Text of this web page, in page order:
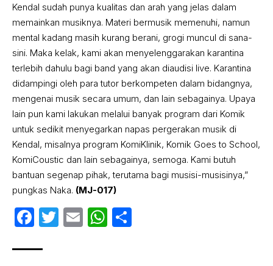
Kendal sudah punya kualitas dan arah yang jelas dalam
memainkan musiknya. Materi bermusik memenuhi, namun
mental kadang masih kurang berani, grogi muncul di sana-
sini. Maka kelak, kami akan menyelenggarakan karantina
terlebih dahulu bagi band yang akan diaudisi live. Karantina
didampingi oleh para tutor berkompeten dalam bidangnya,
mengenai musik secara umum, dan lain sebagainya. Upaya
lain pun kami lakukan melalui banyak program dari Komik
untuk sedikit menyegarkan napas pergerakan musik di
Kendal, misalnya program KomiKlinik, Komik Goes to School,
KomiCoustic dan lain sebagainya, semoga. Kami butuh
bantuan segenap pihak, terutama bagi musisi-musisinya,”
pungkas Naka. (MJ-017)
Facebook
Twitter
EmailWhatsApp